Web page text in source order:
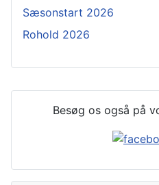
Besøg os også på
Sæsonstart 2026
Rohold 2026